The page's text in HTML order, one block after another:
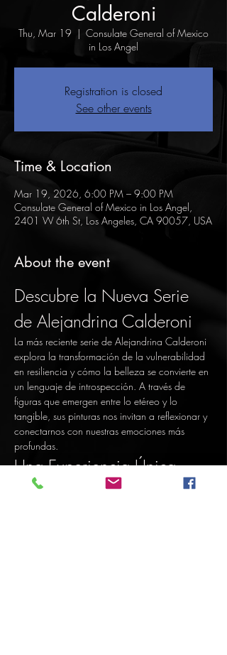
Calderoni
Thu, Mar 19
  |
Consulate General of Mexico
in Los Angel
Registration is closed
See other events
Time & Location
Mar 19, 2026, 6:00 PM – 9:00 PM
Consulate General of Mexico in Los Angel,
2401 W 6th St, Los Angeles, CA 90057, USA
About the event
Descubre la Nueva Serie
de Alejandrina Calderoni
La más reciente serie de Alejandrina Calderoni
explora la transformación de la vulnerabilidad
en resiliencia y cómo la belleza se convierte en
un lenguaje de introspección. A través de
figuras que emergen entre lo etéreo y lo
tangible, sus pinturas nos invitan a reflexionar y
conectarnos con nuestras emociones más
profundas.
Una Experiencia Única
Te esperamos para vivir esta experiencia única